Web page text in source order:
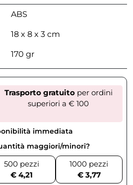
ABS
18 x 8 x 3 cm
170 gr
Trasporto gratuitoper ordini
superiori a € 100
immediata
maggiori/minori?
500 pezzi
€ 4,21
1000 pezzi
€ 3,77